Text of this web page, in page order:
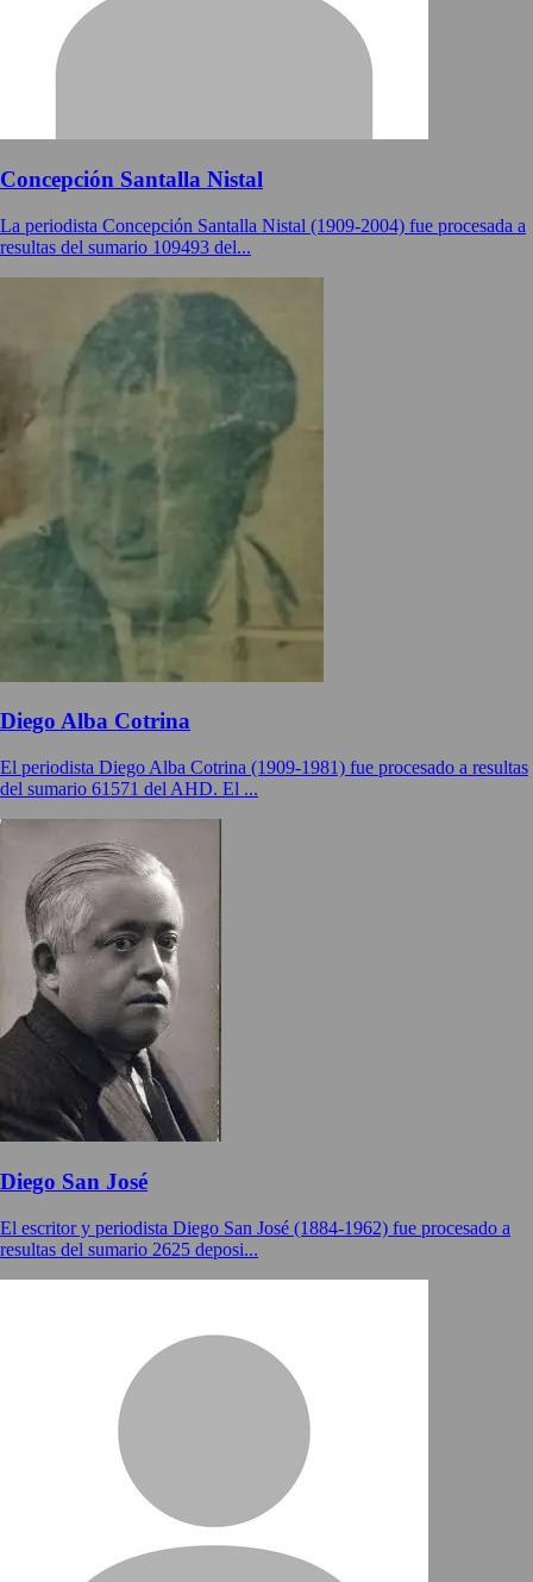
Concepción Santalla Nistal
La periodista Concepción Santalla Nistal (1909-2004) fue procesada a
resultas del sumario 109493 del...
Diego Alba Cotrina
El periodista Diego Alba Cotrina (1909-1981) fue procesado a resultas
del sumario 61571 del AHD. El ...
Diego San José
El escritor y periodista Diego San José (1884-1962) fue procesado a
resultas del sumario 2625 deposi...